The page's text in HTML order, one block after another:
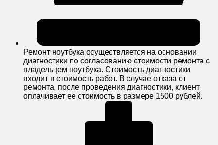
Ремонт ноутбука осуществляется на основании
диагностики по согласованию стоимости ремонта с
владельцем ноутбука. Стоимость диагностики
входит в стоимость работ. В случае отказа от
ремонта, после проведения диагностики, клиент
оплачивает ее стоимость в размере 1500 рублей.